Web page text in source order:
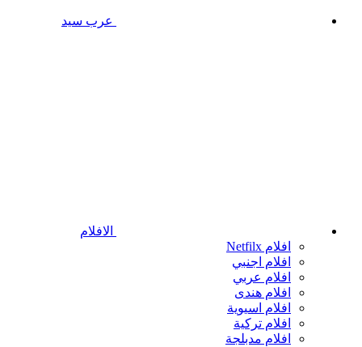
عرب سيد
الافلام
افلام Netfilx
افلام اجنبي
افلام عربي
افلام هندى
افلام اسيوية
افلام تركية
افلام مدبلجة